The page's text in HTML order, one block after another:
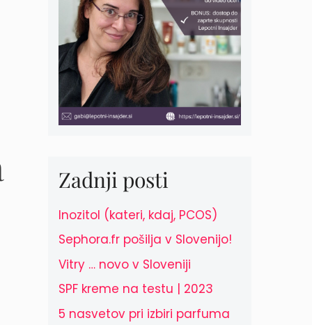
Zadnji posti
Inozitol (kateri, kdaj, PCOS)
Sephora.fr pošilja v Slovenijo!
Vitry … novo v Sloveniji
SPF kreme na testu | 2023
5 nasvetov pri izbiri parfuma